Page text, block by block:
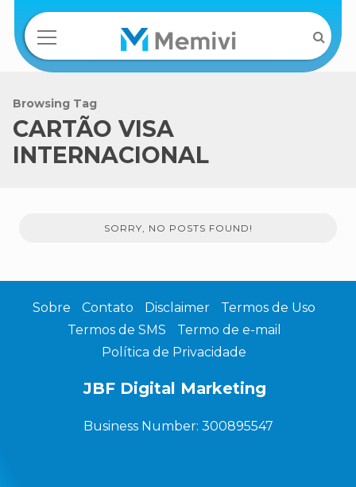
Browsing Tag
CARTÃO VISA
INTERNACIONAL
SORRY, NO POSTS FOUND!
Sobre Contato Disclaimer
Termos de Uso
Termos de SMS
Termo de e-mail
Política de Privacidade
JBF Digital Marketing
Business Number: 300895547